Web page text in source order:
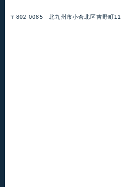
〒802-0085 北九州市小倉北区吉野町